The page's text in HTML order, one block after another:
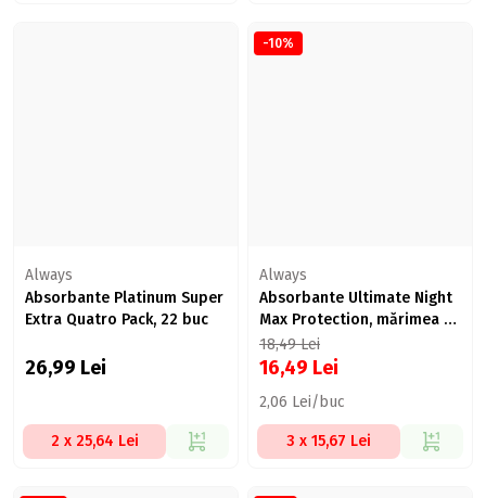
Always
Absorbante Platinum Super
Extra Quatro Pack, 22 buc
26,99 Lei
2 x 25,64 Lei
-10%
Always
Absorbante Ultimate Night
Max Protection, mărimea 6,
8 buc
18,49Lei
16,49 Lei
2,06 Lei/buc
3 x 15,67 Lei